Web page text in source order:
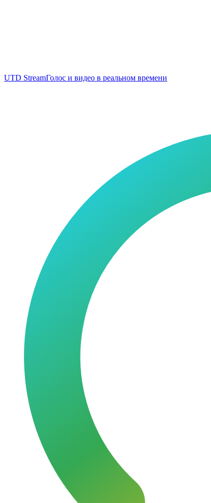
UTD StreamГолос и видео в реальном времени